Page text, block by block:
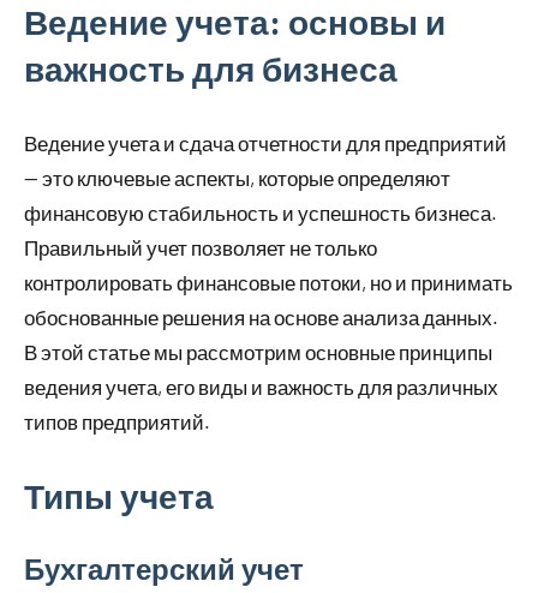
Ведение учета: основы и
важность для бизнеса
Ведение учета и сдача отчетности для предприятий
— это ключевые аспекты, которые определяют
финансовую стабильность и успешность бизнеса.
Правильный учет позволяет не только
контролировать финансовые потоки, но и принимать
обоснованные решения на основе анализа данных.
В этой статье мы рассмотрим основные принципы
ведения учета, его виды и важность для различных
типов предприятий.
Типы учета
Бухгалтерский учет